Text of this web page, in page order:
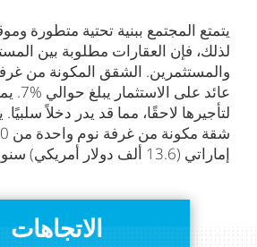
يتمتع المجتمع ببنية تحتية متطورة
لذلك، فإن العقارات مطلوبة بين
والمستثمرين. الشقق المكونة من
عائد
لتأجيرها لاحقًا، مما قد يدر دخلاً
إماراتي (13.6 ألف دولار أمريكي) سنوياً.
الاتجاهات